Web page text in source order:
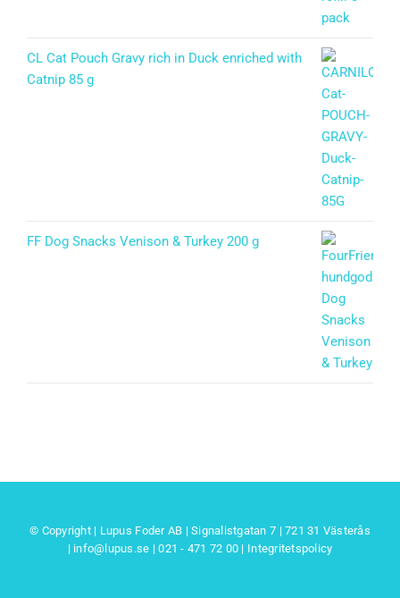
CL Cat Pouch Gravy rich in Duck enriched with
Catnip 85 g
FF Dog Snacks Venison & Turkey 200 g
© Copyright | Lupus Foder AB | Signalistgatan 7 | 721 31 Västerås
| info@lupus.se | 021 - 471 72 00 | Integritetspolicy